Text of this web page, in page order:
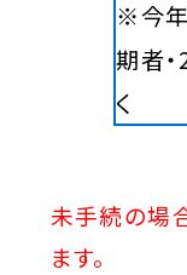
※今
期者
く
未手続の場
ます。